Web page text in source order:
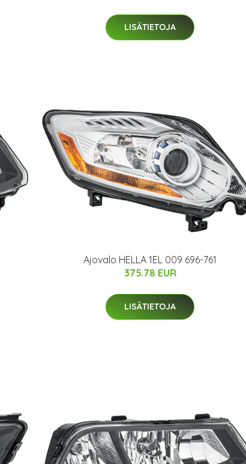
LISÄTIETOJA
Ajovalo HELLA 1EL 009 696-761
375.78 EUR
LISÄTIETOJA